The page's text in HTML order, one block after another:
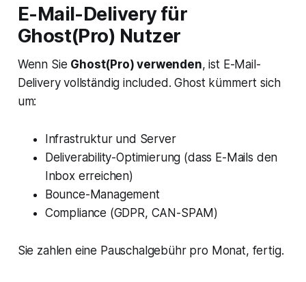
E-Mail-Delivery für
Ghost(Pro) Nutzer
Wenn Sie Ghost(Pro) verwenden, ist E-Mail-
Delivery vollständig included. Ghost kümmert sich
um:
Infrastruktur und Server
Deliverability-Optimierung (dass E-Mails den
Inbox erreichen)
Bounce-Management
Compliance (GDPR, CAN-SPAM)
Sie zahlen eine Pauschalgebühr pro Monat, fertig.